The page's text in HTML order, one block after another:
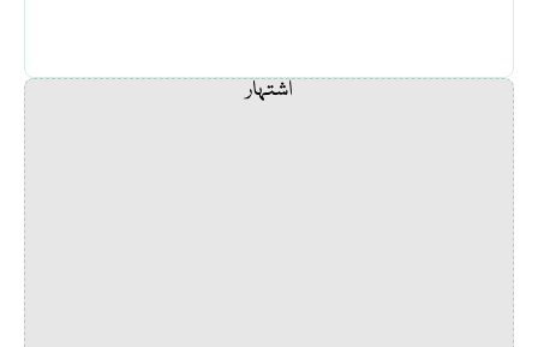
اشتہار